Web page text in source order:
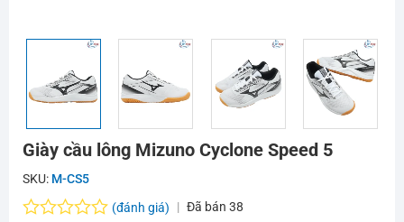
Giày cầu lông Mizuno Cyclone Speed 5
SKU: M-CS5
(đánh giá) Đã bán 38